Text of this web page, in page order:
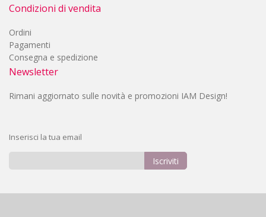
Condizioni di vendita
Ordini
Pagamenti
Consegna e spedizione
Newsletter
Rimani aggiornato sulle novità e promozioni IAM Design!
Inserisci la tua email
Iscriviti